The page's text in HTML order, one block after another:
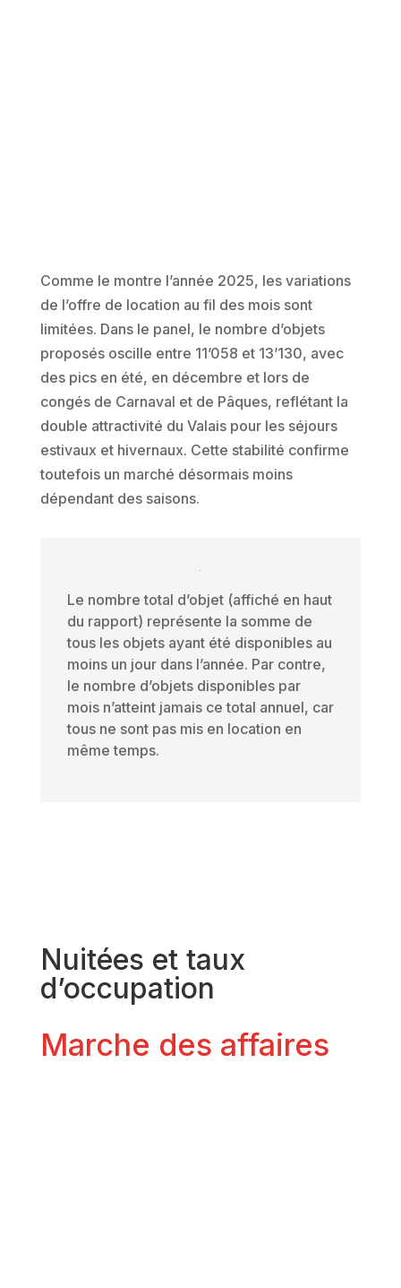
Comme le montre l’année 2025, les variations
de l’offre de location au fil des mois sont
limitées. Dans le panel, le nombre d’objets
proposés oscille entre 11’058 et 13’130, avec
des pics en été, en décembre et lors de
congés de Carnaval et de Pâques, reflétant la
double attractivité du Valais pour les séjours
estivaux et hivernaux. Cette stabilité confirme
toutefois un marché désormais moins
dépendant des saisons.
Le nombre total d’objet (affiché en haut
du rapport) représente la somme de
tous les objets ayant été disponibles au
moins un jour dans l’année. Par contre,
le nombre d’objets disponibles par
mois n’atteint jamais ce total annuel, car
tous ne sont pas mis en location en
même temps.
Nuitées et taux
d’occupation
Marche des affaires